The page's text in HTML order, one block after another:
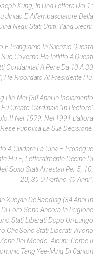
Kung, In Una Lettera Del 1°
Jintao E All’ambasciatore Della
Negli Stati Uniti, Yang Jiechi.
E Piangiamo In Silenzio Questa
Governo Ha Inflitto A Questi
Condannati A Pene Da 10 A 30
Ha Ricordato Al Presidente Hu.
Pin-Mei (30 Anni In Isolamento
Creato Cardinale “in Pectore”
II Nel 1979. Nel 1991 L’allora
Pubblica La Sua Decisione.
A Guidare La Cina – Prosegue
Hu –, Letteralmente Decine Di
Sono Stati Arrestati Per 5, 10,
20, 30 O Perfino 40 Anni”.
Xueyan De Baoding (34 Anni In
Loro Sono Ancora In Prigione
Stati Liberati Dopo Un Lungo
Che Sono Stati Liberati Vivono
Del Mondo. Alcuni, Come Il
Tang Yee-Ming Di Canton